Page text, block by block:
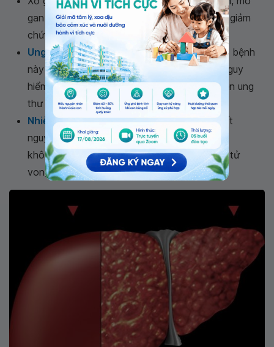
gan sẽ phục hồi chậm và gây ra xơ gan, suy giảm
chức năng gan.
Ung thư đường mật
trong gan: Dù tỷ lệ mắc bệnh
này không nhiều, nhưng đây là biến chứng nguy
hiểm nhất. Người bệnh cũng thường phát hiện ung
thư ở giai đoạn muộn nên rất khó cứu chữa.
Nhiễm trùng máu: Đây là một biến chứng rất
nguy hiểm và có thể đe doạ tính mạng. Nếu
không được xử lý nhanh, người bệnh có thể tử
vong do nhiễm trùng máu.